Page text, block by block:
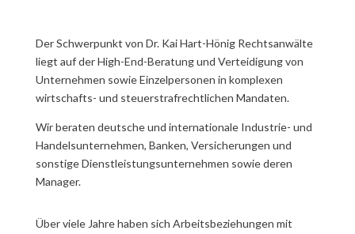
Der Schwerpunkt von Dr. Kai Hart-Hönig Rechtsanwälte
liegt auf der High-End-Beratung und Verteidigung von
Unternehmen sowie Einzelpersonen in kom­plex­en
wirtschafts- und steuer­straf­recht­lichen Mandaten.
Wir beraten deutsche und internationale Industrie- und
Handelsunternehmen, Banken, Ver­sicher­ungen und
sonstige Dienstleistungsunternehmen sowie deren
Manager.
Über viele Jahre haben sich Arbeitsbeziehungen mit